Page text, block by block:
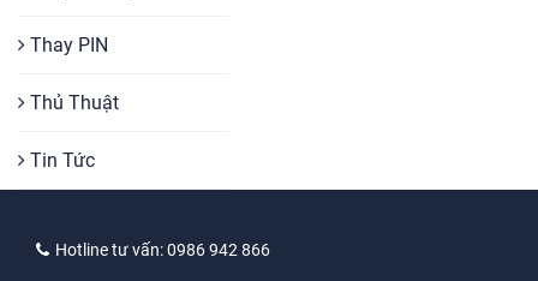
Thay PIN
Thủ Thuật
Tin Tức
Hotline tư vấn:0986 942 866